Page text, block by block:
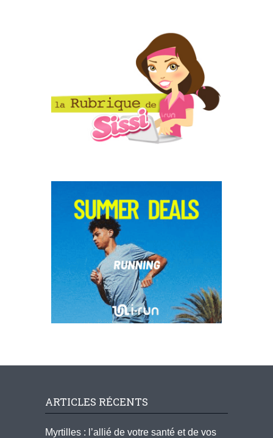
ARTICLES RÉCENTS
Myrtilles : l’allié de votre santé et de vos